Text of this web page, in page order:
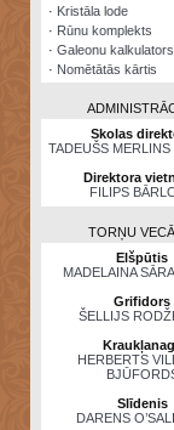
· Kristāla lode
· Rūnu komplekts
· Galeonu kalkulators
· Nomētātās kārtis
Skolas
TADEUŠS MERLINS
Direktora
FILIPS
TORŅU
Elšpūtis
MADELAINA
Grifidors
ŠELLIJS
HERBERTS
Slīdenis
DARENS